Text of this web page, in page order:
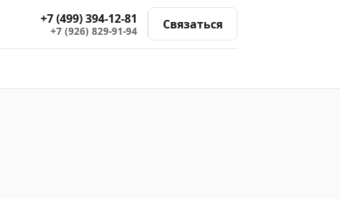
+7 (499) 394-12-81
+7 (926) 829-91-94 Связаться